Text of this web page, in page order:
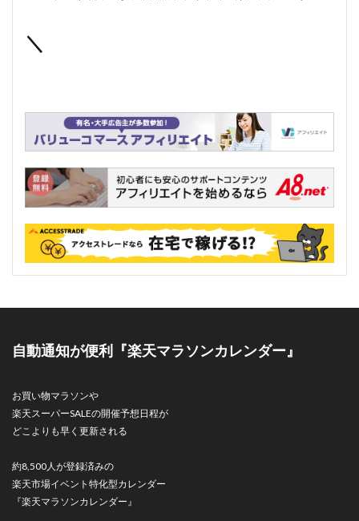
＼
自動通知が便利『楽天マラソンカレンダー』
お買い物マラソンや
楽天スーパーSALEの開催予想日程が
どこよりも早く更新される
約8,500人が登録済みの
楽天市場イベント特化型カレンダー
『楽天マラソンカレンダー』